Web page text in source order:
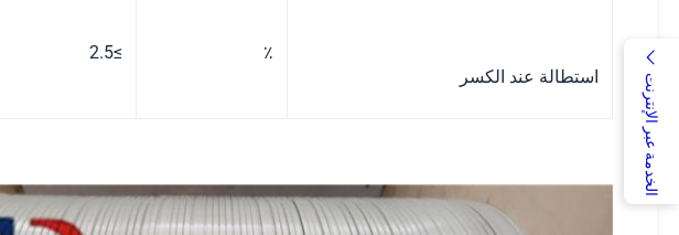
الخدمة عبر الإنترنت استطالة عند الكسر
٪ ≥2.5